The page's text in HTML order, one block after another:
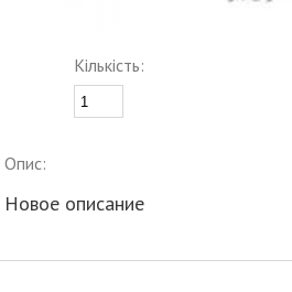
Кількість:
Опис:
Новое описание